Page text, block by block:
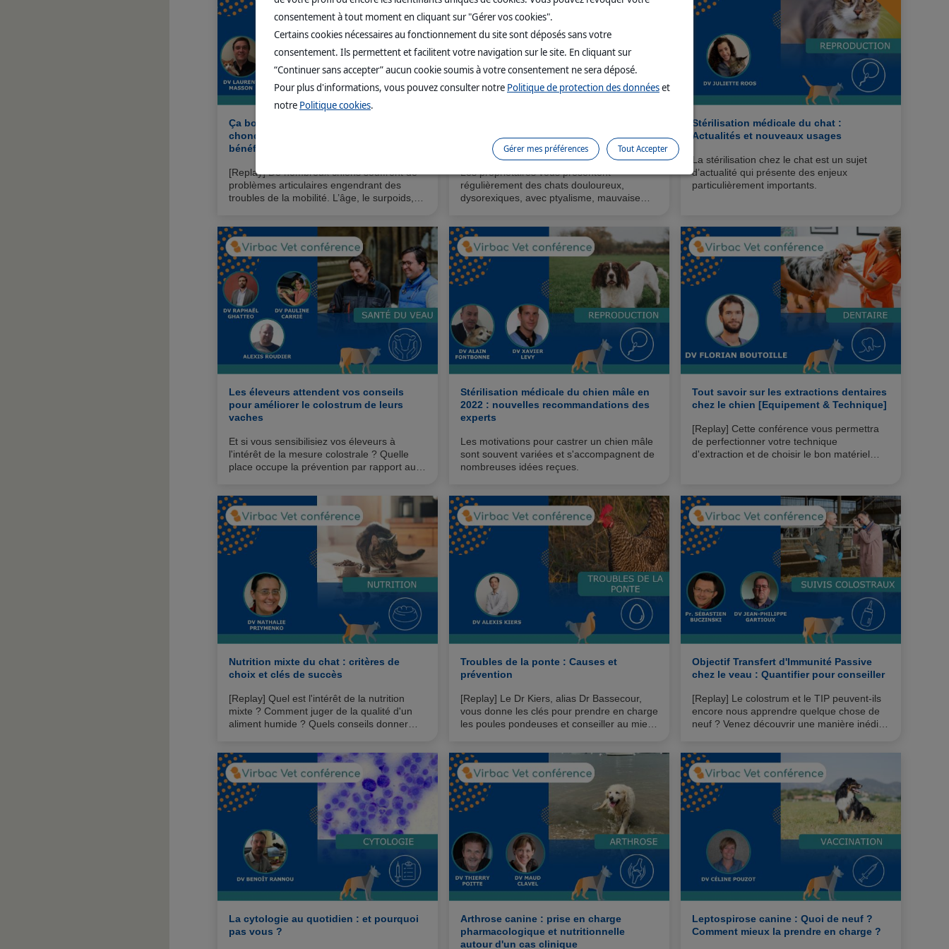
Ça bouge du côté des
chondroprotecteurs ! [Ingrédients,
bénéfices et actualité]
[Replay] De nombreux chiens souffrent de
problèmes articulaires engendrant des
troubles de la mobilité. L’âge, le surpoids,
ces troubles fréquents. Une prise en charge
multimodale par le vétérinaire est alors
nécessaire, dans laquelle les
chondroprotecteurs ont toute leur place.
chronique féline, un challenge pour le
praticien !
Les propriétaires vous présentent
régulièrement des chats douloureux,
dysorexiques, avec ptyalisme, mauvaise
une gingivo-stomatite chronique. Votre
challenge est alors de mettre en place le
traitement multimodal adapté.
Stérilisation médicale du chat :
Actualités et nouveaux usages
La stérilisation chez le chat est un sujet
d’actualité qui présente des enjeux
particulièrement importants.
Les éleveurs attendent vos conseils
pour améliorer le colostrum de leurs
vaches
Et si vous sensibilisiez vos éleveurs à
l'intérêt de la mesure colostrale ? Quelle
place occupe la prévention par rapport aux
Stérilisation médicale du chien mâle en
2022 : nouvelles recommandations des
experts
Les motivations pour castrer un chien mâle
sont souvent variées et s'accompagnent de
nombreuses idées reçues.
Tout savoir sur les extractions dentaires
chez le chien [Equipement & Technique]
[Replay] Cette conférence vous permettra
de perfectionner votre technique
d'extraction et de choisir le bon matériel
Nutrition mixte du chat : critères de
choix et clés de succès
[Replay] Quel est l'intérêt de la nutrition
mixte ? Comment juger de la qualité d'un
aliment humide ? Quels conseils donner
Troubles de la ponte : Causes et
prévention
[Replay] Le Dr Kiers, alias Dr Bassecour,
vous donne les clés pour prendre en charge
les poules pondeuses et conseiller au mieux
Objectif Transfert d'Immunité Passive
chez le veau : Quantifier pour conseiller
[Replay] Le colostrum et le TIP peuvent-ils
encore nous apprendre quelque chose de
neuf ? Venez découvrir une manière inédite
La cytologie au quotidien : et pourquoi
pas vous ?
Arthrose canine : prise en charge
pharmacologique et nutritionnelle
autour d'un cas clinique
Leptospirose canine : Quoi de neuf ?
Comment mieux la prendre en charge ?
consentement à tout moment en cliquant sur "Gérer vos cookies".
Certains cookies nécessaires au fonctionnement du site sont déposés sans votre
consentement. Ils permettent et facilitent votre navigation sur le site. En cliquant sur
“Continuer sans accepter” aucun cookie soumis à votre consentement ne sera déposé.
Pour plus d'informations, vous pouvez consulter notre Politique de protection des donnéeset
notre Politique cookies.
Tout Accepter
Gérer mes préférences